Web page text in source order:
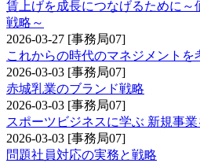
賃上げを成長につなげるために
戦略～
2026-03-27 [事務局07]
これからの時代のマネジメントを
2026-03-03 [事務局07]
赤城乳業のブランド戦略
2026-03-03 [事務局07]
スポーツビジネスに学ぶ 新規事
2026-03-03 [事務局07]
問題社員対応の実務と戦略